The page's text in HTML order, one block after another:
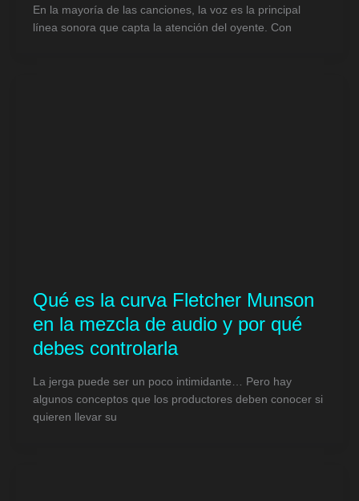
En la mayoría de las canciones, la voz es la principal
línea sonora que capta la atención del oyente. Con
Qué es la curva Fletcher Munson
en la mezcla de audio y por qué
debes controlarla
La jerga puede ser un poco intimidante… Pero hay
algunos conceptos que los productores deben conocer si
quieren llevar su